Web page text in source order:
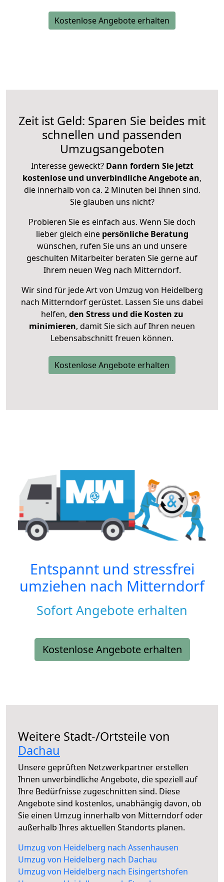
Kostenlose Angebote erhalten
Zeit ist Geld: Sparen Sie beides mit
schnellen und passenden
Umzugsangeboten
Interesse geweckt? Dann fordern Sie jetzt
kostenlose und unverbindliche Angebote an,
die innerhalb von ca. 2 Minuten bei Ihnen sind.
Sie glauben uns nicht?
Probieren Sie es einfach aus. Wenn Sie doch
lieber gleich eine persönliche Beratung
wünschen, rufen Sie uns an und unsere
geschulten Mitarbeiter beraten Sie gerne auf
Ihrem neuen Weg nach Mitterndorf.
Wir sind für jede Art von Umzug von Heidelberg
nach Mitterndorf gerüstet. Lassen Sie uns dabei
helfen, den Stress und die Kosten zu
minimieren, damit Sie sich auf Ihren neuen
Lebensabschnitt freuen können.
Kostenlose Angebote erhalten
Entspannt und stressfrei
umziehen nach Mitterndorf
Sofort Angebote erhalten
Kostenlose Angebote erhalten
Weitere Stadt-/Ortsteile von
Dachau
Unsere geprüften Netzwerkpartner erstellen
Ihnen unverbindliche Angebote, die speziell auf
Ihre Bedürfnisse zugeschnitten sind. Diese
Angebote sind kostenlos, unabhängig davon, ob
Sie einen Umzug innerhalb von Mitterndorf oder
außerhalb Ihres aktuellen Standorts planen.
Umzug von Heidelberg nach Assenhausen
Umzug von Heidelberg nach Dachau
Umzug von Heidelberg nach Eisingertshofen